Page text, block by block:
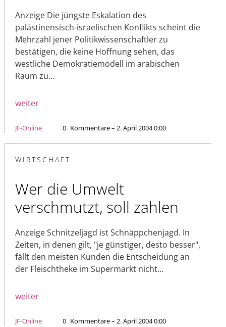
Anzeige Die jüngste Eskalation des
palästinensisch-israelischen Konflikts scheint die
Mehrzahl jener Politikwissenschaftler zu
bestätigen, die keine Hoffnung sehen, das
westliche Demokratiemodell im arabischen
Raum zu…
weiter
JF-Online 0 Kommentare – 2. April 2004 0:00
WIRTSCHAFT
Wer die Umwelt
verschmutzt, soll zahlen
Anzeige Schnitzeljagd ist Schnäppchenjagd. In
Zeiten, in denen gilt, "je günstiger, desto besser",
fällt den meisten Kunden die Entscheidung an
der Fleischtheke im Supermarkt nicht…
weiter
JF-Online 0 Kommentare – 2. April 2004 0:00